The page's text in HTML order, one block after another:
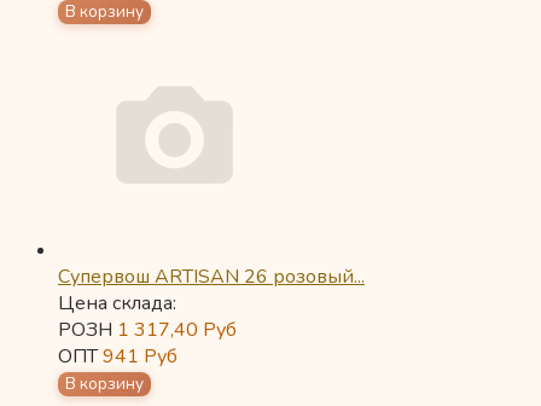
Супервош ARTISAN 26 розовый...
Цена склада:
РОЗН 1 317,40 Руб
ОПТ941 Руб